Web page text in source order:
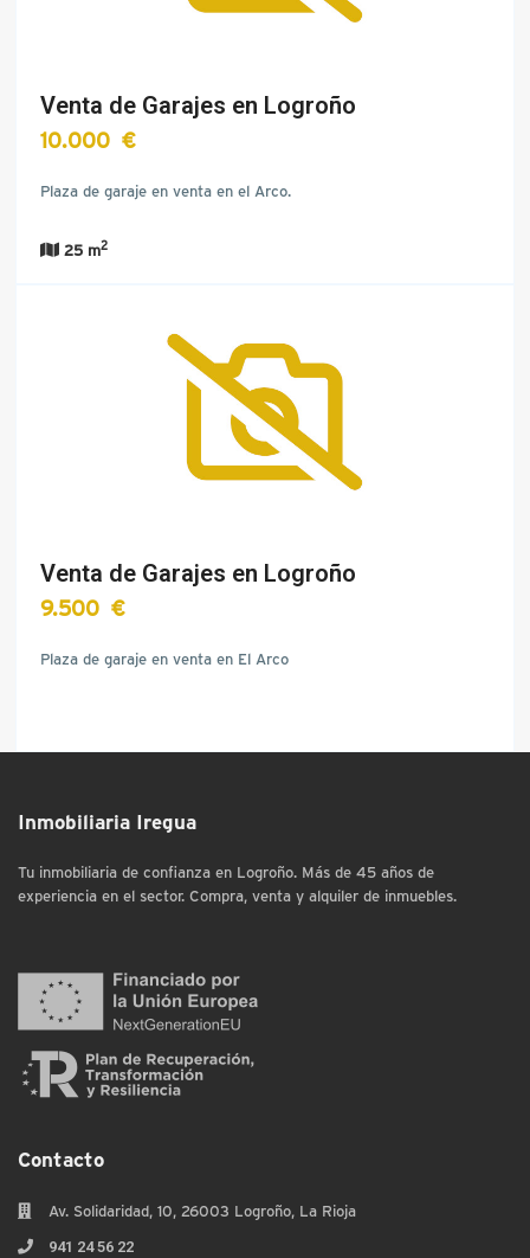
Venta de Garajes en Logroño
10.000 €
Plaza de garaje en venta en el Arco.
25 m2
Venta de Garajes en Logroño
9.500 €
Plaza de garaje en venta en El Arco
Inmobiliaria Iregua
Tu inmobiliaria de confianza en Logroño. Más de 45 años de
experiencia en el sector. Compra, venta y alquiler de inmuebles.
Contacto
Av. Solidaridad, 10, 26003 Logroño, La Rioja
941 24 56 22